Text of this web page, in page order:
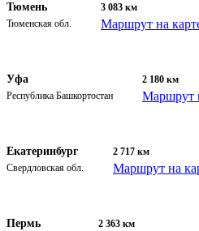
Тюмень
Тюменская обл.
3 083 км
Маршрут на
Уфа
Республика Башкортостан
2 180 км
Маршрут
Екатеринбург
Свердловская обл.
2 717 км
Маршрут на
Пермь 2 363 км